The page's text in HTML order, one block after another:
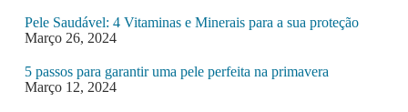
Pele Saudável: 4 Vitaminas e Minerais para a sua proteção
Março 26, 2024
5 passos para garantir uma pele perfeita na primavera
Março 12, 2024